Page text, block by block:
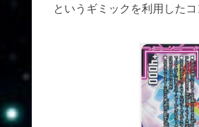
というギミックを利用したコ